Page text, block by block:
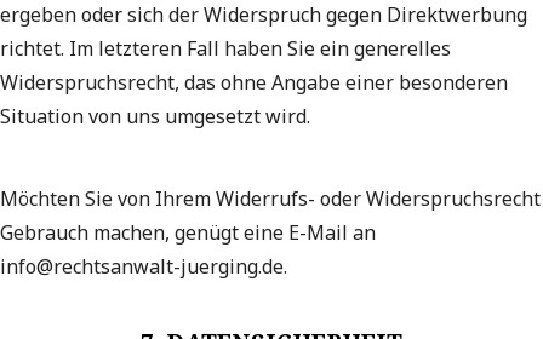
ergeben oder sich der Widerspruch gegen Direktwerbung
richtet. Im letzteren Fall haben Sie ein generelles
Widerspruchsrecht, das ohne Angabe einer besonderen
Situation von uns umgesetzt wird.
Möchten Sie von Ihrem Widerrufs- oder Widerspruchsrecht
Gebrauch machen, genügt eine E-Mail an
info@rechtsanwalt-juerging.de.